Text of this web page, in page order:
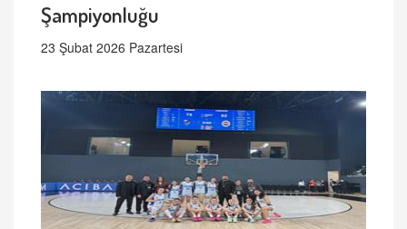
Şampiyonluğu
23 Şubat 2026 Pazartesi